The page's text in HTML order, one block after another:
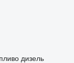
дизель